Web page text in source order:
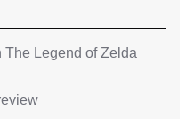
The Legend of Zelda